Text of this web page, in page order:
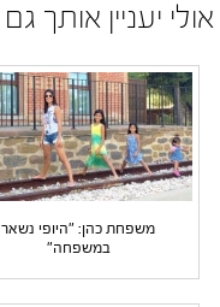
אולי יעניין אותך גם
משפחת כהן: "היופי נשאר
במשפחה"